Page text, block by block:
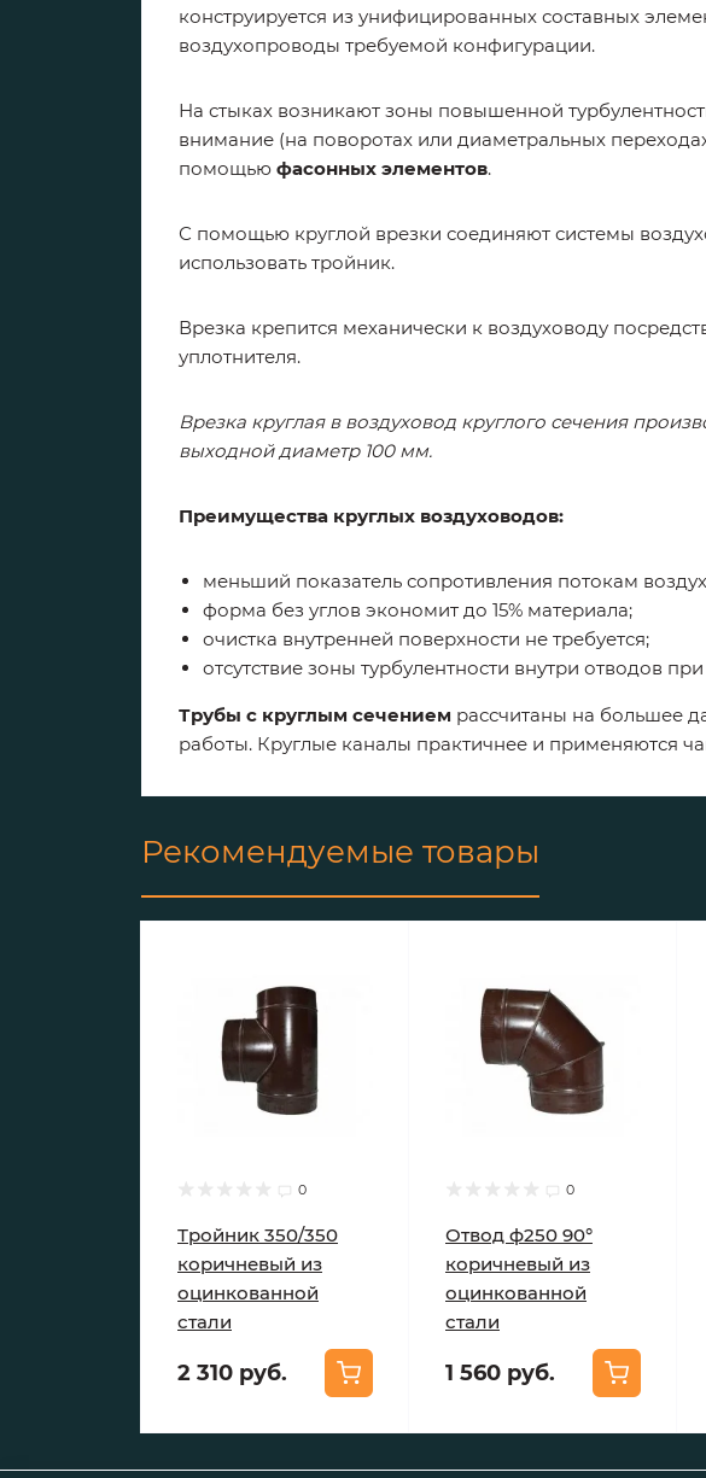
конструируется из унифицированных составных
воздухопроводы требуемой конфигурации.
На стыках возникают зоны повышенной
внимание (на поворотах или диаметральных
помощью фасонных элементов.
С помощью круглой врезки соединяют системы
использовать тройник.
Врезка крепится механически к воздуховоду
уплотнителя.
Врезка круглая в воздуховод круглого сечения
выходной диаметр 100 мм.
Преимущества круглых воздуховодов:
меньший показатель сопротивления потокам
форма без углов экономит до 15% материала;
очистка внутренней поверхности не требуется;
отсутствие зоны турбулентности внутри отводов
Трубы с круглым сечением рассчитаны на большее
работы. Круглые каналы практичнее и применяются
Рекомендуемые товары
0
Тройник 350/350
коричневый из
оцинкованной
стали
2 310 руб.
0
Отвод ф250 90°
коричневый из
оцинкованной
стали
1 560 руб.